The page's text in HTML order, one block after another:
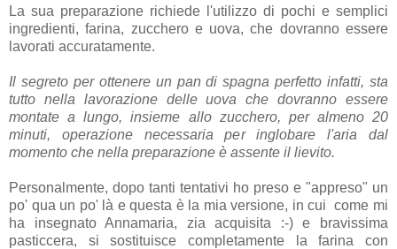
La sua preparazione richiede l'utilizzo di pochi e semplici
ingredienti, farina, zucchero e uova, che dovranno essere
lavorati accuratamente.
Il segreto per ottenere un pan di spagna perfetto infatti, sta
tutto nella lavorazione delle uova che dovranno essere
montate a lungo, insieme allo zucchero, per almeno 20
minuti, operazione necessaria per inglobare l'aria dal
momento che nella preparazione è assente il lievito.
Personalmente, dopo tanti tentativi ho preso e "appreso" un
po' qua un po' là e questa è la mia versione, in cui come mi
ha insegnato Annamaria, zia acquisita :-) e bravissima
pasticcera, si sostituisce completamente la farina con